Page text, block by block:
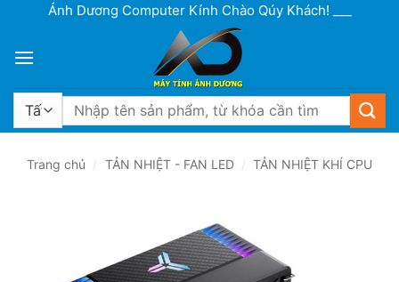
nội
Ánh Dương Computer Kính Chào Qúy Khách! ___ Cơ sở
Tìm
kiếm:
Trang chủ / TẢN NHIỆT - FAN LED / TẢN NHIỆT KHÍ CPU